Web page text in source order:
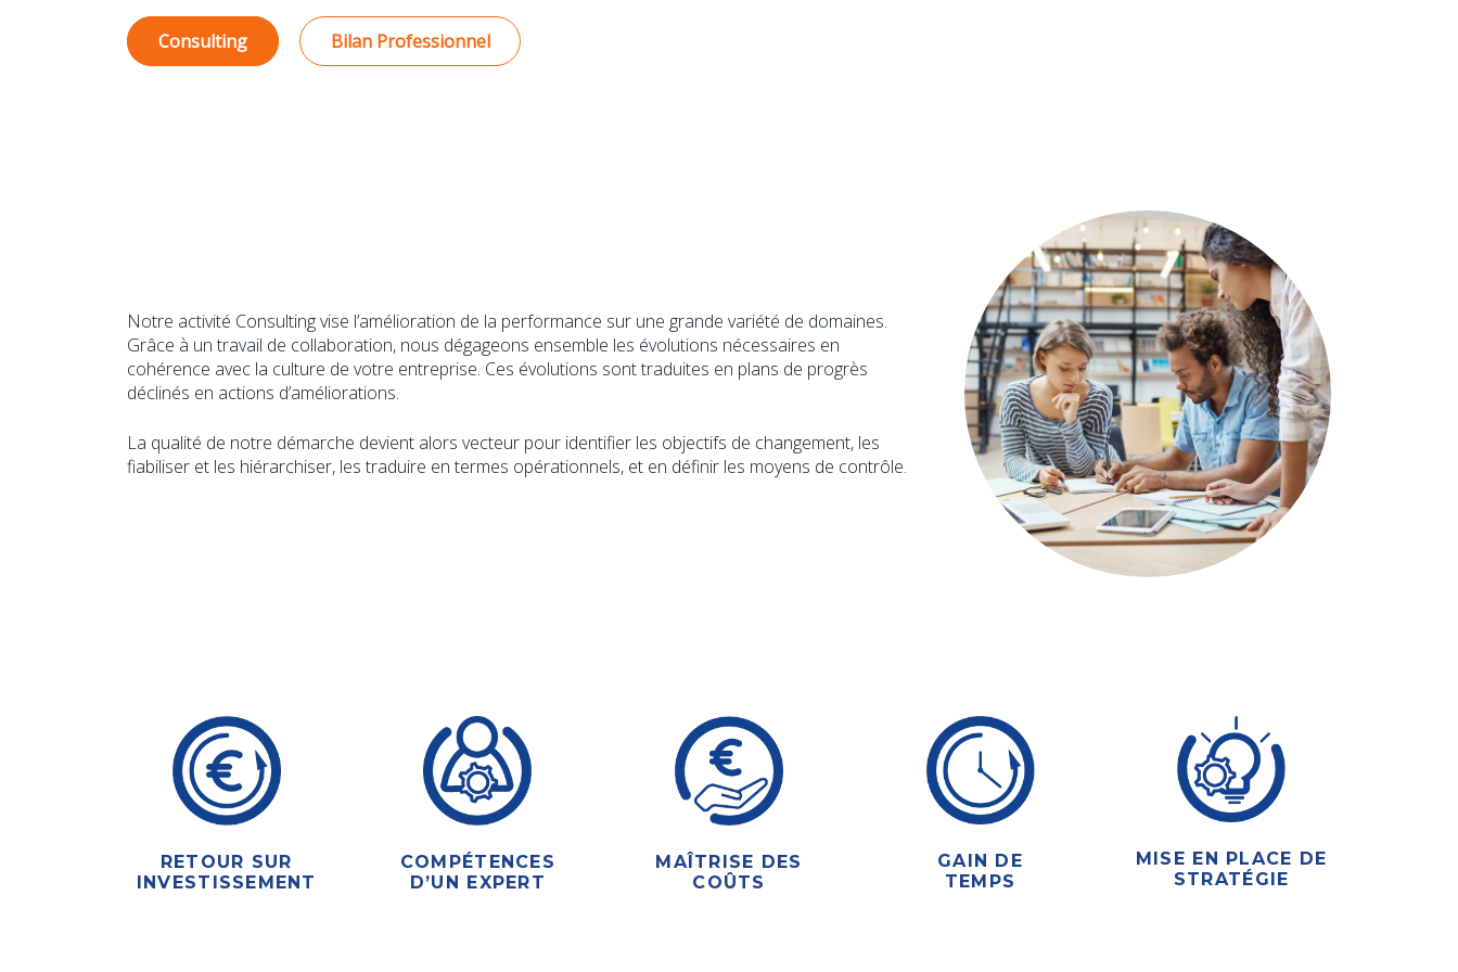
Consulting Bilan Professionnel
Notre activité Consulting vise l’amélioration de la performance sur une grande variété de domaines.
Grâce à un travail de collaboration, nous dégageons ensemble les évolutions nécessaires en
cohérence avec la culture de votre entreprise. Ces évolutions sont traduites en plans de progrès
déclinés en actions d’améliorations.
La qualité de notre démarche devient alors vecteur pour identifier les objectifs de changement, les
fiabiliser et les hiérarchiser, les traduire en termes opérationnels, et en définir les moyens de contrôle.
RETOUR SUR
INVESTISSEMENT
COMPÉTENCES
D’UN EXPERT
MAÎTRISE DES
COÛTS
GAIN DE
TEMPS
MISE EN PLACE DE
STRATÉGIE